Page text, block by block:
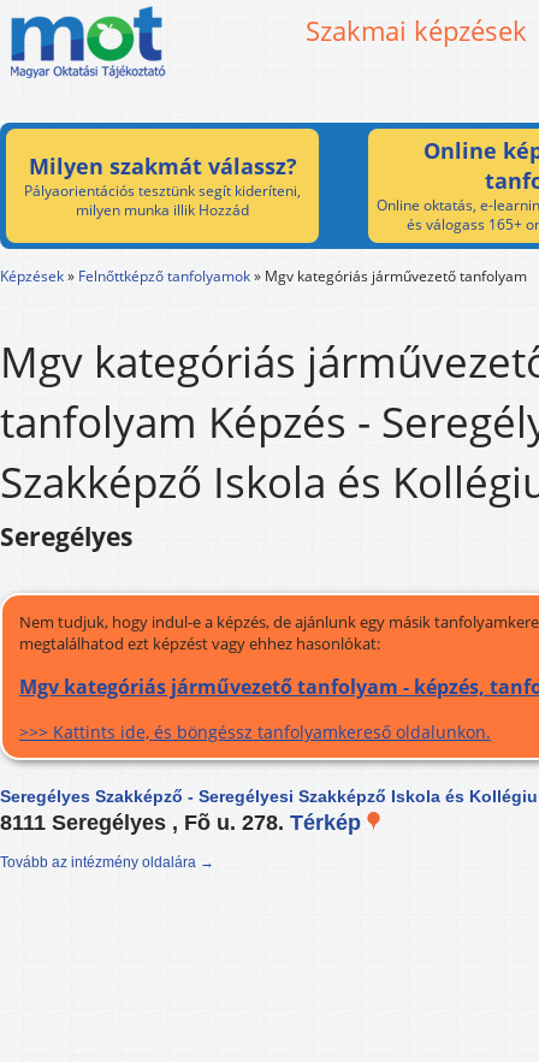
Szakmai képzések
Milyen szakmát válassz?
Pályaorientációs tesztünk segít kideríteni,
milyen munka illik Hozzád
Online
Online oktatás, e-
és válogass 165+
Képzések» Felnőttképző tanfolyamok» Mgv kategóriás járművezető tanfolyam
Mgv kategóriás
tanfolyam Képzés -
Szakképző Iskola és
Seregélyes
Nem tudjuk, hogy indul-e a képzés, de ajánlunk egy másik
megtalálhatod ezt képzést vagy ehhez hasonlókat:
Mgv kategóriás járművezető tanfolyam - képzés,
>>> Kattints ide, és böngéssz tanfolyamkereső oldalunkon.
Seregélyes Szakképző - Seregélyesi Szakképző Iskola és
8111 Seregélyes , Fõ u. 278. Térkép
Tovább az intézmény oldalára →